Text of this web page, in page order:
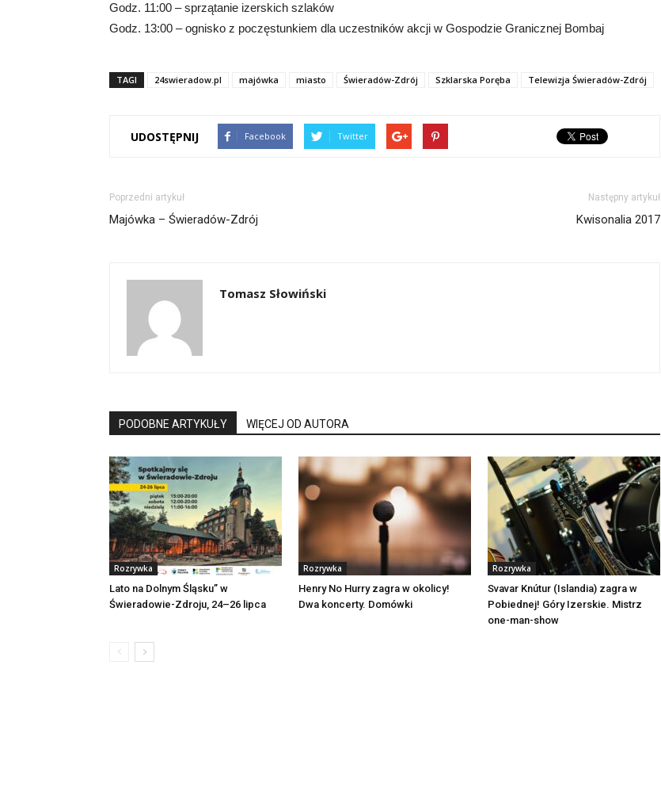
Godz. 11:00 – sprzątanie izerskich szlaków
Godz. 13:00 – ognisko z poczęstunkiem dla uczestników akcji w Gospodzie Granicznej Bombaj
TAGI 24swieradow.pl majówka miasto Świeradów-Zdrój Szklarska Poręba Telewizja Świeradów-Zdrój
UDOSTĘPNIJ Facebook Twitter
Poprzedni artykuł
Majówka – Świeradów-Zdrój
Następny artykuł
Kwisonalia 2017
Tomasz Słowiński
PODOBNE ARTYKUŁY WIĘCEJ OD AUTORA
Rozrywka
Lato na Dolnym Śląsku” w
Świeradowie-Zdroju, 24–26 lipca
Rozrywka
Henry No Hurry zagra w okolicy!
Dwa koncerty. Domówki
Rozrywka
Svavar Knútur (Islandia) zagra w
Pobiednej! Góry Izerskie. Mistrz
one-man-show